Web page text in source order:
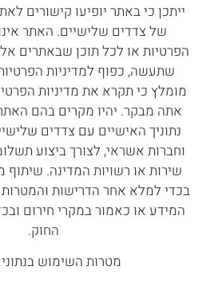
ייתכן כי באתר יופיעו קישורים
של צדדים שלישיים. האתר
הפרטיות או לכל תוכן שבאתרים
שתעשה, כפוף למדיניות
מומלץ כי תקרא את מדיניות
אתה מבקר. יהיו מקרים בהם
נתוניך האישיים עם צדדים
וחברות אשראי, לצורך ביצוע
שירות או רשויות המדינה. שיתוף
בכדי למלא אחר הדרישות
המידע או כאמור במקרי חירום
החוק.
מטרות השימוש